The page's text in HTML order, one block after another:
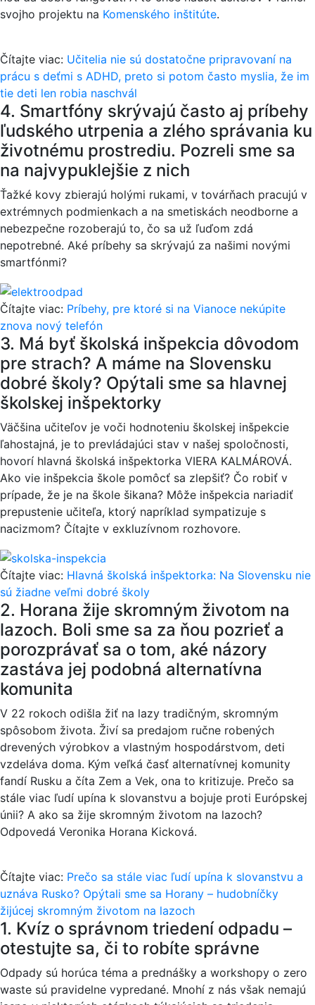
svojho projektu na Komenského inštitúte.
Čítajte viac: Učitelia nie sú dostatočne pripravovaní na
prácu s deťmi s ADHD, preto si potom často myslia, že im
tie deti len robia naschvál
4. Smartfóny skrývajú často aj príbehy
ľudského utrpenia a zlého správania ku
životnému prostrediu. Pozreli sme sa
na najvypuklejšie z nich
Ťažké kovy zbierajú holými rukami, v továrňach pracujú v
extrémnych podmienkach a na smetiskách neodborne a
nebezpečne rozoberajú to, čo sa už ľuďom zdá
nepotrebné. Aké príbehy sa skrývajú za našimi novými
smartfónmi?
Čítajte viac: Príbehy, pre ktoré si na Vianoce nekúpite
znova nový telefón
3. Má byť školská inšpekcia dôvodom
pre strach? A máme na Slovensku
dobré školy? Opýtali sme sa hlavnej
školskej inšpektorky
Väčšina učiteľov je voči hodnoteniu školskej inšpekcie
ľahostajná, je to prevládajúci stav v našej spoločnosti,
hovorí hlavná školská inšpektorka VIERA KALMÁROVÁ.
Ako vie inšpekcia škole pomôcť sa zlepšiť? Čo robiť v
prípade, že je na škole šikana? Môže inšpekcia nariadiť
prepustenie učiteľa, ktorý napríklad sympatizuje s
nacizmom? Čítajte v exkluzívnom rozhovore.
Čítajte viac: Hlavná školská inšpektorka: Na Slovensku nie
sú žiadne veľmi dobré školy
2. Horana žije skromným životom na
lazoch. Boli sme sa za ňou pozrieť a
porozprávať sa o tom, aké názory
zastáva jej podobná alternatívna
komunita
V 22 rokoch odišla žiť na lazy tradičným, skromným
spôsobom života. Živí sa predajom ručne robených
drevených výrobkov a vlastným hospodárstvom, deti
vzdeláva doma. Kým veľká časť alternatívnej komunity
fandí Rusku a číta Zem a Vek, ona to kritizuje. Prečo sa
stále viac ľudí upína k slovanstvu a bojuje proti Európskej
únii? A ako sa žije skromným životom na lazoch?
Odpovedá Veronika Horana Kicková.
Čítajte viac: Prečo sa stále viac ľudí upína k slovanstvu a
uznáva Rusko? Opýtali sme sa Horany – hudobníčky
žijúcej skromným životom na lazoch
1. Kvíz o správnom triedení odpadu –
otestujte sa, či to robíte správne
Odpady sú horúca téma a prednášky a workshopy o zero
waste sú pravidelne vypredané. Mnohí z nás však nemajú